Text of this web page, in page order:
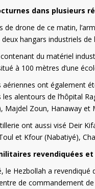
dans plusieurs
de drone de ce matin,
hangars industriels de
du matériel
à 100 mètres d’une
aériennes ont également
les alentours de l’hôpital
Majdel Zoun, Hanaway et
ont aussi visé Deir
et Kfour (Nabatiyé),
revendiquées
le Hezbollah a revendiqué
de commandement